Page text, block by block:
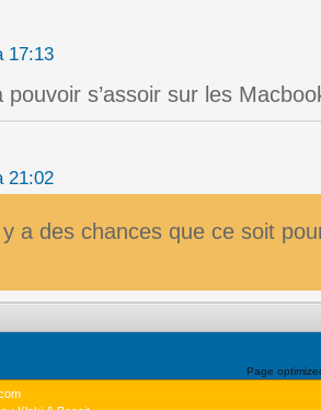
17:13
pouvoir s’assoir sur les
21:02
a des chances que ce soit
Page